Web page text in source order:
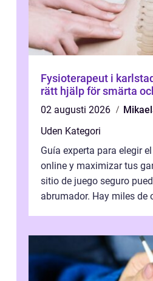
Fysioterapeut i karlstad vägledning till
rätt hjälp för smärta
02 augusti 2026
Uden Kategori
Guía experta para elegir
online y maximizar tus
sitio de juego seguro
abrumador. Hay miles de